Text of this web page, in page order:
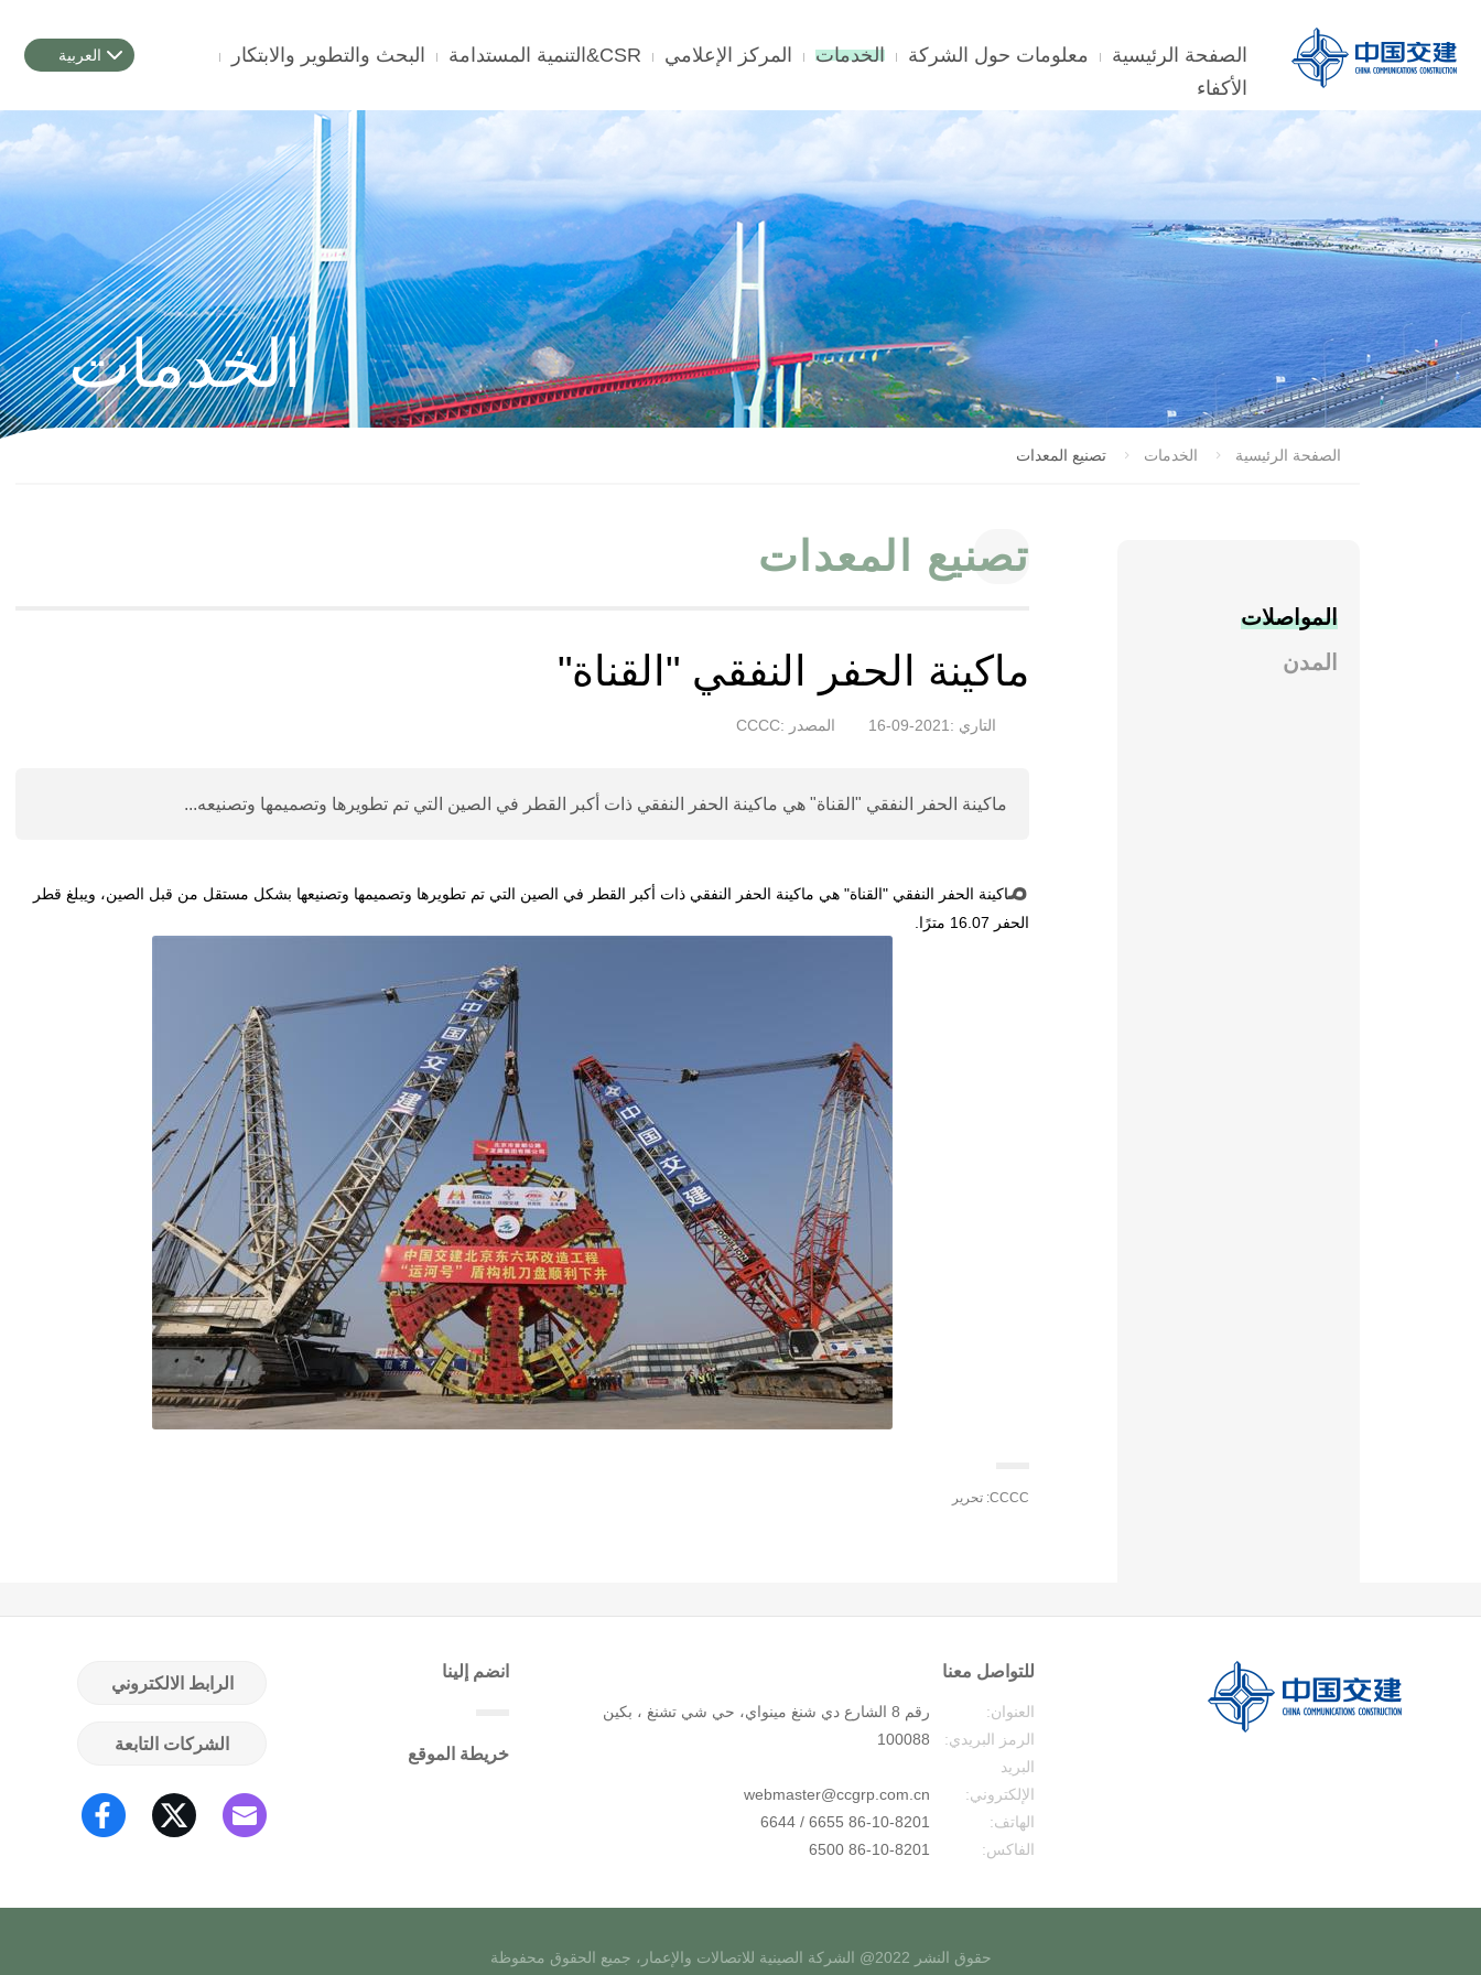
الصفحة الرئيسية معلومات حول الشركة الخدمات المركز الإعلامي CSR&التنمية المستدامة
البحث والتطوير والابتكار
الأكفاء
العربية
الخدمات
الصفحة الرئيسية الخدمات تصنيع المعدات
المواصلات
المدن
تصنيع المعدات
ماكينة الحفر النفقي "القناة"
التاري :2021-09-16 المصدر :CCCC
ماكينة الحفر النفقي "القناة" هي ماكينة الحفر النفقي ذات أكبر القطر في الصين التي تم تطويرها وتصميمها وتصنيعه...
ماكينة الحفر النفقي "القناة" هي ماكينة الحفر النفقي ذات أكبر القطر في الصين التي تم تطويرها وتصميمها وتصنيعها بشكل مستقل من قبل الصين، ويبلغ قطر
الحفر 16.07 مترًا.
CCCC: تحرير
الرابط الالكتروني
الشركات التابعة
انضم إلينا
خريطة الموقع
للتواصل معنا
العنوان:
رقم 8 الشارع دي شنغ مينواي، حي شي تشنغ ، بكين
الرمز البريدي:
100088
البريد
الإلكتروني:
webmaster@ccgrp.com.cn
الهاتف:
86-10-8201 6655 / 6644
الفاكس:
86-10-8201 6500
حقوق النشر 2022@ الشركة الصينية للاتصالات والإعمار، جميع الحقوق محفوظة